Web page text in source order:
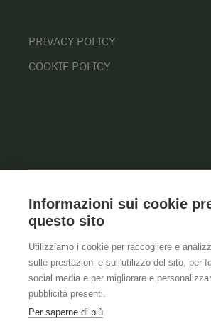
PRIVACY POLICY
COOKIE POLICY
Informazioni sui cookie
questo sito
Utilizziamo i cookie per raccogliere e
sulle prestazioni e sull'utilizzo del sito, per
social media e per migliorare e
pubblicità presenti.
Per saperne di più